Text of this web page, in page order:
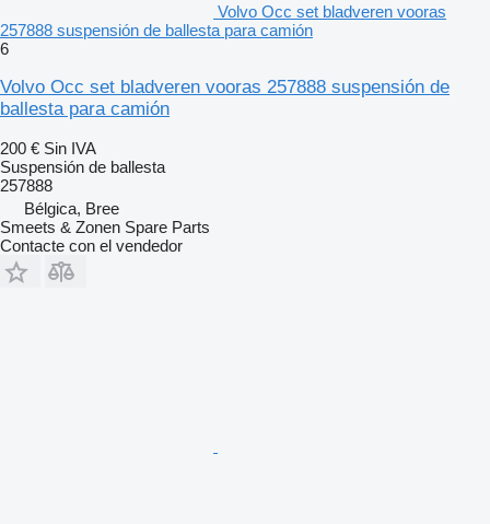
Volvo Occ set bladveren vooras
257888 suspensión de ballesta para camión
6
Volvo Occ set bladveren vooras 257888 suspensión de
ballesta para camión
200 € Sin IVA
Suspensión de ballesta
257888
Bélgica, Bree
Smeets & Zonen Spare Parts
Contacte con el vendedor